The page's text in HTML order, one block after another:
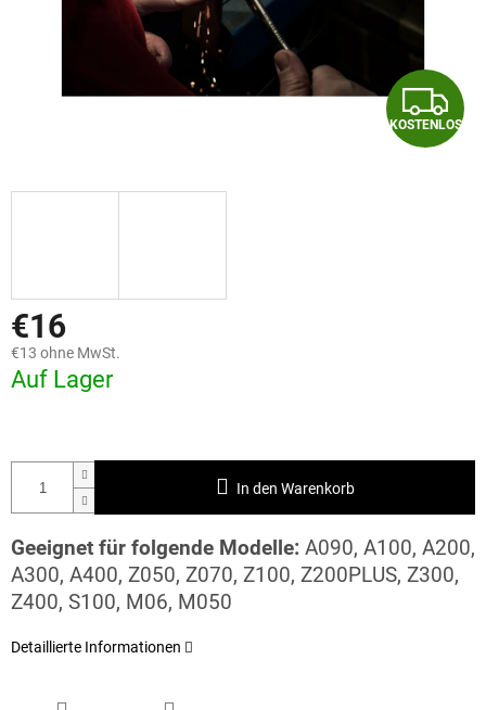
K
O
S
KOSTENLOS
€16
€13 ohne MwSt.
Auf Lager
In den Warenkorb
Geeignet für folgende Modelle: A090, A100, A200,
A300, A400, Z050, Z070, Z100, Z200PLUS, Z300,
Z400, S100, M06, M050
Detaillierte Informationen